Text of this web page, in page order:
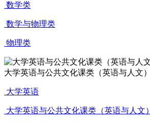
数学类
数学与物理类
物理类
大学英语与公共文化课类（英语与人文）
大学英语
大学英语与公共文化课类（英语与人文）